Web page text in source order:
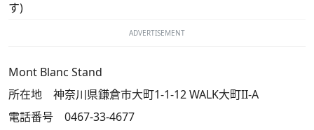
す)
ADVERTISEMENT
Mont Blanc Stand
所在地 神奈川県鎌倉市大町1-1-12 WALK大町II-A
電話番号 0467-33-4677